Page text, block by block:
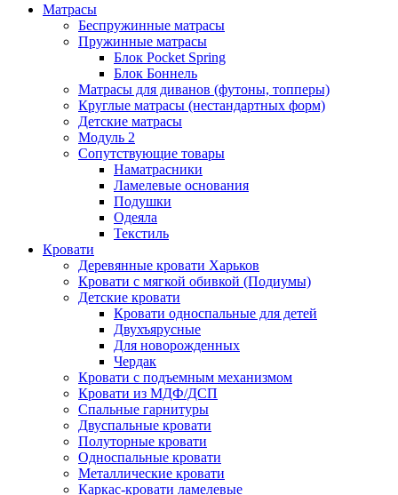
Матрасы
Беспружинные матрасы
Пружинные матрасы
Блок Pocket Spring
Блок Боннель
Матрасы для диванов (футоны, топперы)
Круглые матрасы (нестандартных форм)
Детские матрасы
Модуль 2
Сопутствующие товары
Наматрасники
Ламелевые основания
Подушки
Одеяла
Текстиль
Кровати
Деревянные кровати Харьков
Кровати с мягкой обивкой (Подиумы)
Детские кровати
Кровати односпальные для детей
Двухъярусные
Для новорожденных
Чердак
Кровати с подъемным механизмом
Кровати из МДФ/ДСП
Спальные гарнитуры
Двуспальные кровати
Полуторные кровати
Односпальные кровати
Металлические кровати
Каркас-кровати ламелевые